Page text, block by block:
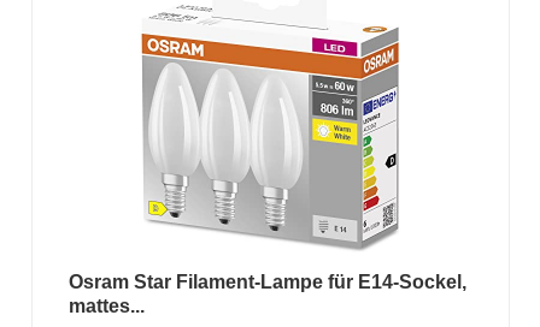
Osram Star Filament-Lampe für E14-Sockel,
mattes...